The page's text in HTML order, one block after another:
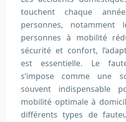
touchent chaque
personnes,
personnes à mobilité
sécurité et confort,
est essentielle. Le
s’impose comme une
souvent indispensable
mobilité optimale à
différents types de